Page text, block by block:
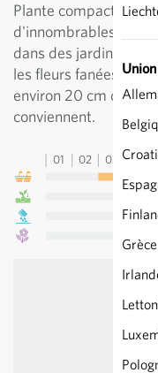
Grèce
Plante compacte,
d'innombrables fleurs
dans des jardinières
les fleurs fanées pour
environ 20 cm de
conviennent.
01 02 03 04